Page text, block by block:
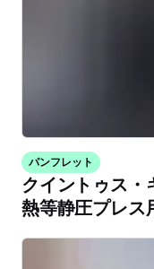
パンフレット
クイントゥス・
熱等静圧プレス